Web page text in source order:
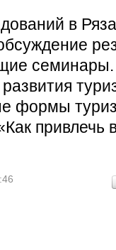
в
формы
привлечь